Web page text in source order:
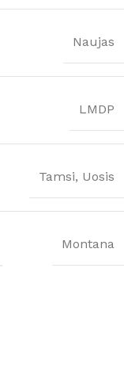
Naujas
LMDP
Tamsi, Uosis
Montana